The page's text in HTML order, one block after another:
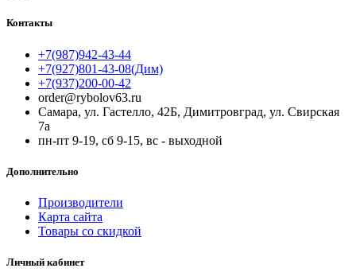
Контакты
+7(987)942-43-44
+7(927)801-43-08(Дим)
+7(937)200-00-42
order@rybolov63.ru
Самара, ул. Гастелло, 42Б, Димитровград, ул. Свирская
7а
пн-пт 9-19, сб 9-15, вс - выходной
Дополнительно
Производители
Карта сайта
Товары со скидкой
Личный кабинет